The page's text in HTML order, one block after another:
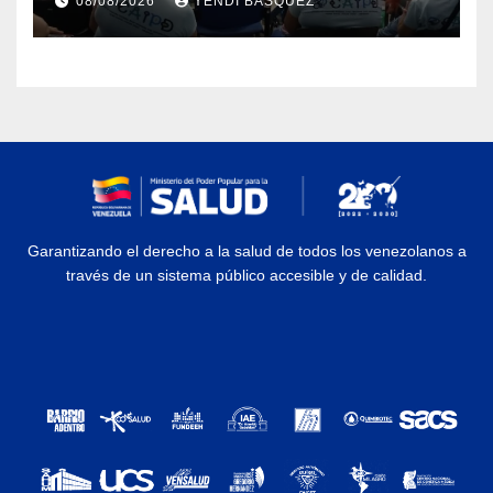
discapacidad
Garantizando el derecho a la salud de todos los venezolanos a
través de un sistema público accesible y de calidad.